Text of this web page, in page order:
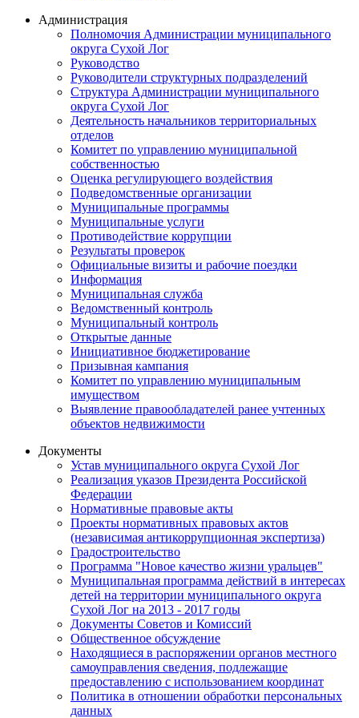
Администрация
Полномочия Администрации муниципального
округа Сухой Лог
Руководство
Руководители структурных подразделений
Структура Администрации муниципального
округа Сухой Лог
Деятельность начальников территориальных
отделов
Комитет по управлению муниципальной
собственностью
Оценка регулирующего воздействия
Подведомственные организации
Муниципальные программы
Муниципальные услуги
Противодействие коррупции
Результаты проверок
Официальные визиты и рабочие поездки
Информация
Муниципальная служба
Ведомственный контроль
Муниципальный контроль
Открытые данные
Инициативное бюджетирование
Призывная кампания
Комитет по управлению муниципальным
имуществом
Выявление правообладателей ранее учтенных
объектов недвижимости
Документы
Устав муниципального округа Сухой Лог
Реализация указов Президента Российской
Федерации
Нормативные правовые акты
Проекты нормативных правовых актов
(независимая антикоррупционная экспертиза)
Градостроительство
Программа "Новое качество жизни уральцев"
Муниципальная программа действий в интересах
детей на территории муниципального округа
Сухой Лог на 2013 - 2017 годы
Документы Советов и Комиссий
Общественное обсуждение
Находящиеся в распоряжении органов местного
самоуправления сведения, подлежащие
предоставлению с использованием координат
Политика в отношении обработки персональных
данных